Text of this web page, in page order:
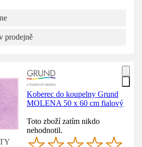
prodejně
Koberec do koupelny Grund
MOLENA 50 x 60 cm fialový
Toto zboží zatím nikdo
nehodnotil.